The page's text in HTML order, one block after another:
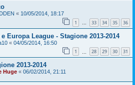
« 10/05/2014, 18:17
1 … 33 34 35 36
Europa League - Stagione 2013-2014
« 04/05/2014, 16:50
1 28 29 30 31
2013-2014
Huge « 06/02/2014, 21:11